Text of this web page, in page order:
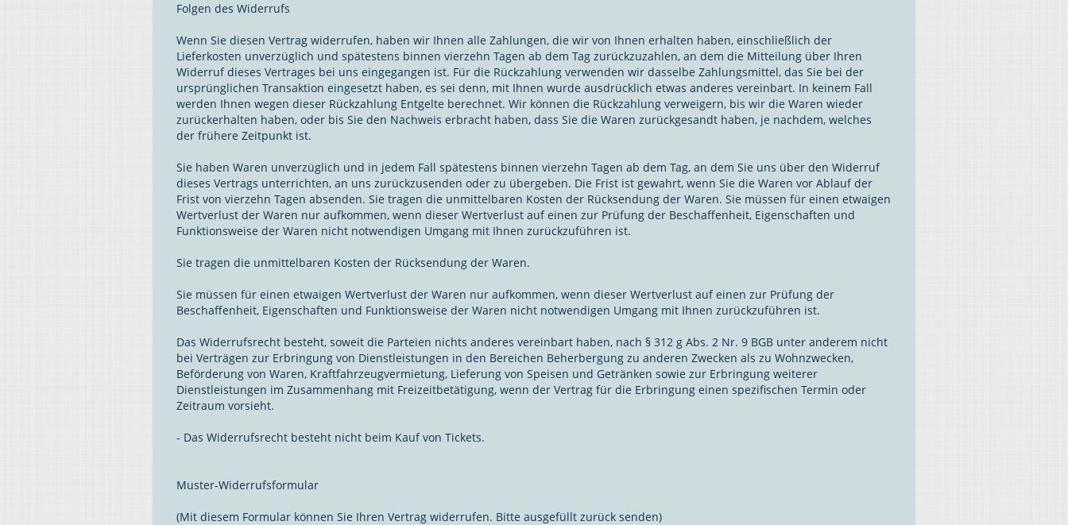
Folgen des Widerrufs
Wenn Sie diesen Vertrag widerrufen, haben wir Ihnen alle Zahlungen, die wir von Ihnen erhalten haben, einschließlich der
Lieferkosten unverzüglich und spätestens binnen vierzehn Tagen ab dem Tag zurückzuzahlen, an dem die Mitteilung über Ihren
Widerruf dieses Vertrages bei uns eingegangen ist. Für die Rückzahlung verwenden wir dasselbe Zahlungsmittel, das Sie bei der
ursprünglichen Transaktion eingesetzt haben, es sei denn, mit Ihnen wurde ausdrücklich etwas anderes vereinbart. In keinem Fall
werden Ihnen wegen dieser Rückzahlung Entgelte berechnet. Wir können die Rückzahlung verweigern, bis wir die Waren wieder
zurückerhalten haben, oder bis Sie den Nachweis erbracht haben, dass Sie die Waren zurückgesandt haben, je nachdem, welches
der frühere Zeitpunkt ist.
Sie haben Waren unverzüglich und in jedem Fall spätestens binnen vierzehn Tagen ab dem Tag, an dem Sie uns über den Widerruf
dieses Vertrags unterrichten, an uns zurückzusenden oder zu übergeben. Die Frist ist gewahrt, wenn Sie die Waren vor Ablauf der
Frist von vierzehn Tagen absenden. Sie tragen die unmittelbaren Kosten der Rücksendung der Waren. Sie müssen für einen etwaigen
Wertverlust der Waren nur aufkommen, wenn dieser Wertverlust auf einen zur Prüfung der Beschaffenheit, Eigenschaften und
Funktionsweise der Waren nicht notwendigen Umgang mit Ihnen zurückzuführen ist.
Sie tragen die unmittelbaren Kosten der Rücksendung der Waren.
Sie müssen für einen etwaigen Wertverlust der Waren nur aufkommen, wenn dieser Wertverlust auf einen zur Prüfung der
Beschaffenheit, Eigenschaften und Funktionsweise der Waren nicht notwendigen Umgang mit Ihnen zurückzuführen ist.
Das Widerrufsrecht besteht, soweit die Parteien nichts anderes vereinbart haben, nach § 312 g Abs. 2 Nr. 9 BGB unter anderem nicht
bei Verträgen zur Erbringung von Dienstleistungen in den Bereichen Beherbergung zu anderen Zwecken als zu Wohnzwecken,
Beförderung von Waren, Kraftfahrzeugvermietung, Lieferung von Speisen und Getränken sowie zur Erbringung weiterer
Dienstleistungen im Zusammenhang mit Freizeitbetätigung, wenn der Vertrag für die Erbringung einen spezifischen Termin oder
Zeitraum vorsieht.
- Das Widerrufsrecht besteht nicht beim Kauf von Tickets.
Muster-Widerrufsformular
(Mit diesem Formular können Sie Ihren Vertrag widerrufen. Bitte ausgefüllt zurück senden)